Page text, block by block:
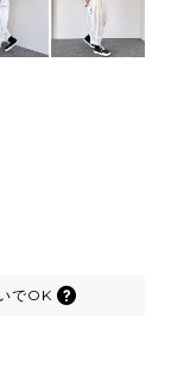
でOK